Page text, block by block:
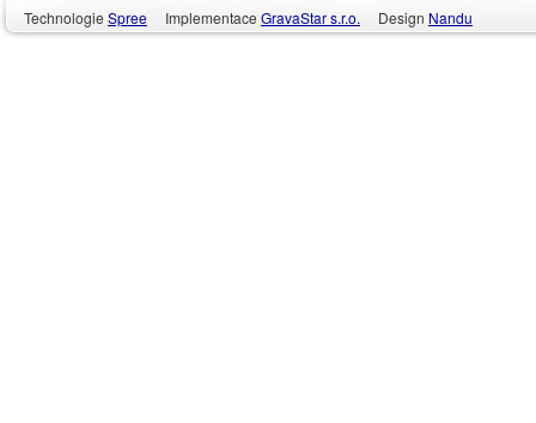
Technologie Spree Implementace GravaStar s.r.o. Design Nandu